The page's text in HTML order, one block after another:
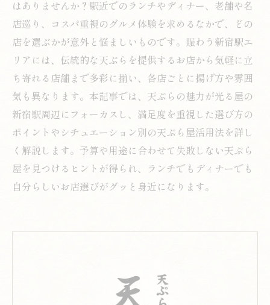
はありませんか？駅近でのランチやディナー、老舗や名
店巡り、コスパ重視のグルメ体験を求めるなかで、どの
店を選ぶかが意外と悩ましいものです。賑わう新宿駅エ
リアには、伝統的な天ぷらを提供するお店から気軽に立
ち寄れる店舗まで多彩に揃い、各店ごとに揚げ方や雰囲
気も異なります。本記事では、天ぷらの魅力が光る屋の
新宿駅周辺にフォーカスし、満足度を重視した選び方の
ポイントやシチュエーション別の天ぷら屋活用法を詳し
く解説します。予算や用途に合わせて失敗しない天ぷら
屋を見つけるヒントが得られ、ランチでもディナーでも
自分らしいお店選びがグッと身近になります。